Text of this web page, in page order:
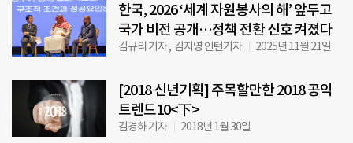
한국, 2026 ‘세계 자원봉사의 해’ 앞두고
국가 비전 공개…정책 전환 신호 켜졌다
김규리 기자 , 김지영 인턴기자 2025년 11월 21일
[2018 신년기획] 주목할만한 2018 공익
트렌드10<下>
김경하 기자 2018년 1월 30일